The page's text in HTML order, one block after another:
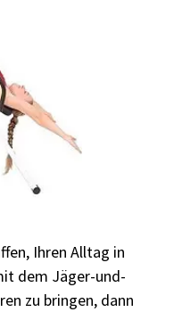
Ihren Alltag in
dem Jäger-und-
zu bringen, dann